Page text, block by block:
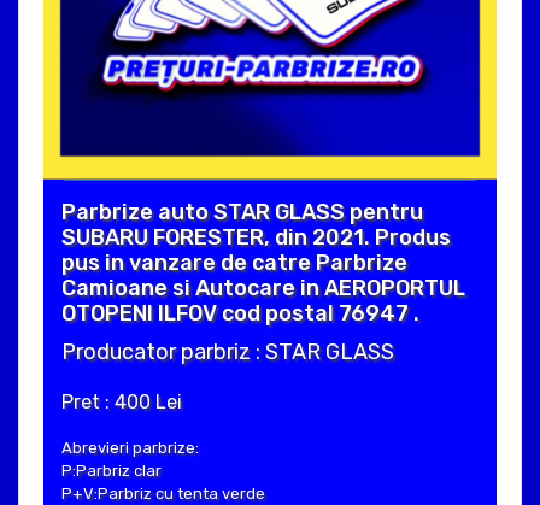
Parbrize auto STAR GLASS pentru
SUBARU FORESTER, din 2021. Produs
pus in vanzare de catre Parbrize
Camioane si Autocare in AEROPORTUL
OTOPENI ILFOV cod postal 76947 .
Producator parbriz : STAR GLASS
Pret : 400 Lei
Abrevieri parbrize:
P:Parbriz clar
P+V:Parbriz cu tenta verde